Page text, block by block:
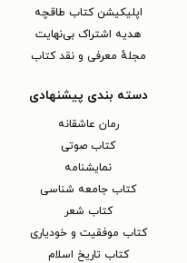
اپلیکیشن کتاب طاقچه
هدیه اشتراک بی‌نهایت
مجلهٔ معرفی و نقد کتاب
دسته بندی پیشنهادی
رمان عاشقانه
کتاب‌ صوتی
نمایشنامه
کتاب جامعه شناسی
کتاب شعر
کتاب موفقیت و خودیاری
کتاب تاریخ اسلام